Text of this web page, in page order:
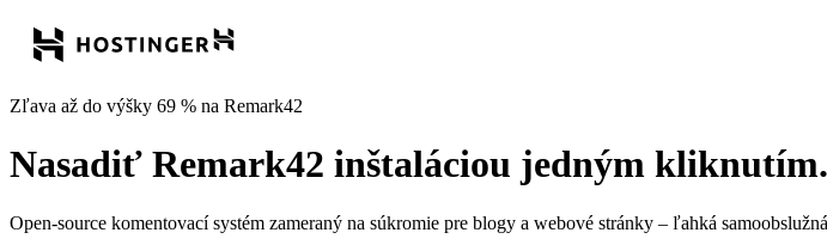
Zľava až do výšky 69 % na Remark42
Nasadiť Remark42 inštaláciou jedným kliknutím.
Open-source komentovací systém zameraný na súkromie pre blogy a webové stránky – ľahká